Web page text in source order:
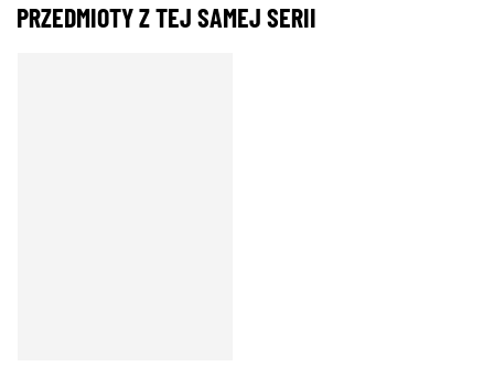
PRZEDMIOTY Z TEJ SAMEJ SERII